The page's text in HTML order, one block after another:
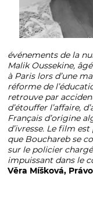
événements de la
Malik Oussekine,
à Paris lors d’une
réforme de
retrouve par
d’étouffer l’affaire,
Français d’origine
d’ivresse. Le film
que Bouchareb se
sur le policier
impuissant dans le
Věra Míšková, Právo